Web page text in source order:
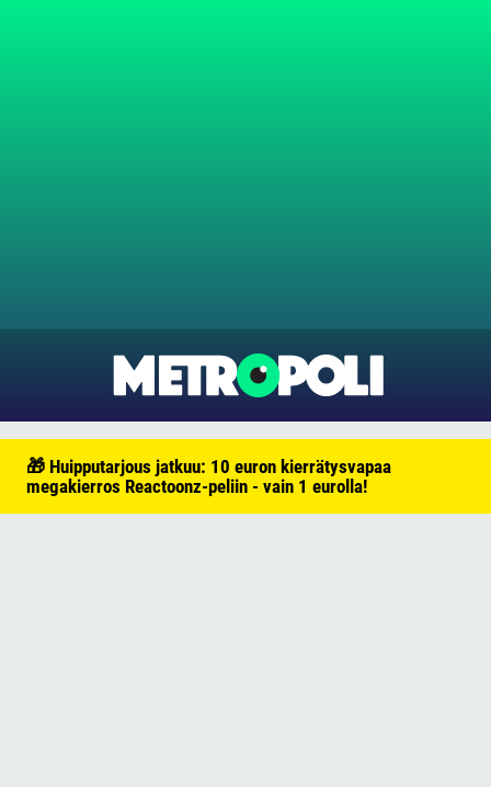
🎁 Huipputarjous jatkuu: 10 euron kierrätysvapaa
megakierros Reactoonz-peliin - vain 1 eurolla!